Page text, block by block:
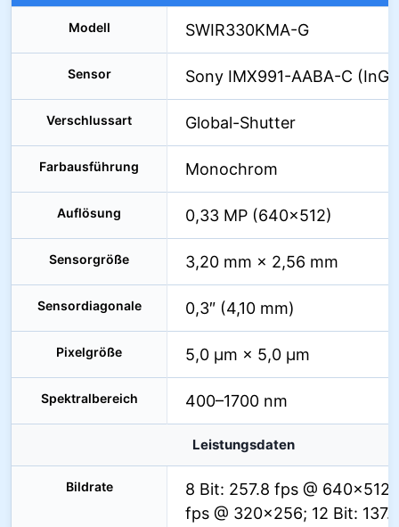
Modell SWIR330KMA-G
Sensor Sony IMX991-AABA-C
Verschlussart Global-Shutter
Farbausführung Monochrom
Auflösung 0,33 MP (640×512)
Sensorgröße 3,20 mm × 2,56 mm
Sensordiagonale 0,3″ (4,10 mm)
Pixelgröße 5,0 µm × 5,0 µm
Spektralbereich 400–1700 nm
Leistungsdaten
Bildrate
8 Bit: 257.8 fps @ 640×512,
fps @ 320×256; 12 Bit: